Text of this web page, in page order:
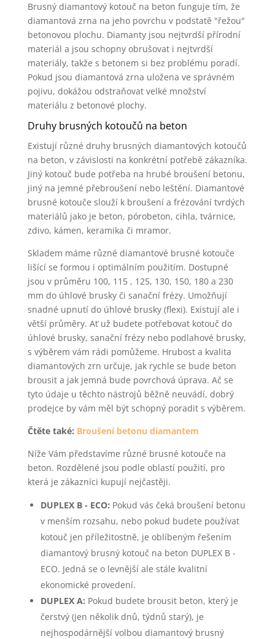
Brusný diamantový kotouč na beton funguje tím, že
diamantová zrna na jeho povrchu v podstatě "řežou"
betonovou plochu. Diamanty jsou nejtvrdší přírodní
materiál a jsou schopny obrušovat i nejtvrdší
materiály, takže s betonem si bez problému poradí.
Pokud jsou diamantová zrna uložena ve správném
pojivu, dokážou odstraňovat velké množství
materiálu z betonové plochy.
Druhy brusných kotoučů na beton
Existují různé druhy brusných diamantových kotoučů
na beton, v závislosti na konkrétní potřebě zákazníka.
Jiný kotouč bude potřeba na hrubé broušení betonu,
jiný na jemné přebroušení nebo leštění. Diamantové
brusné kotouče slouží k broušení a frézování tvrdých
materiálů jako je beton, pórobeton, cihla, tvárnice,
zdivo, kámen, keramika či mramor.
Skladem máme různé diamantové brusné kotouče
lišící se formou i optimálním použitím. Dostupné
jsou v průměru 100, 115 , 125, 130, 150, 180 a 230
mm do úhlové brusky či sanační frézy. Umožňují
snadné upnutí do úhlové brusky (flexi). Existují ale i
větší průměry. Ať už budete potřebovat kotouč do
úhlové brusky, sanační frézy nebo podlahové brusky,
s výběrem vám rádi pomůžeme. Hrubost a kvalita
diamantových zrn určuje, jak rychle se bude beton
brousit a jak jemná bude povrchová úprava. Ač se
tyto údaje u těchto nástrojů běžně neuvádí, dobrý
prodejce by vám měl být schopný poradit s výběrem.
Čtěte také: Broušení betonu diamantem
Níže Vám představíme různé brusné kotouče na
beton. Rozdělené jsou podle oblastí použití, pro
která je zákazníci kupují nejčastěji.
DUPLEX B - ECO: Pokud vás čeká broušení betonu
v menším rozsahu, nebo pokud budete používat
kotouč jen příležitostně, je oblíbeným řešením
diamantový brusný kotouč na beton DUPLEX B -
ECO. Jedná se o levnější ale stále kvalitní
ekonomické provedení.
DUPLEX A: Pokud budete brousit beton, který je
čerstvý (jen několik dnů, týdnů starý), je
nejhospodárnější volbou diamantový brusný